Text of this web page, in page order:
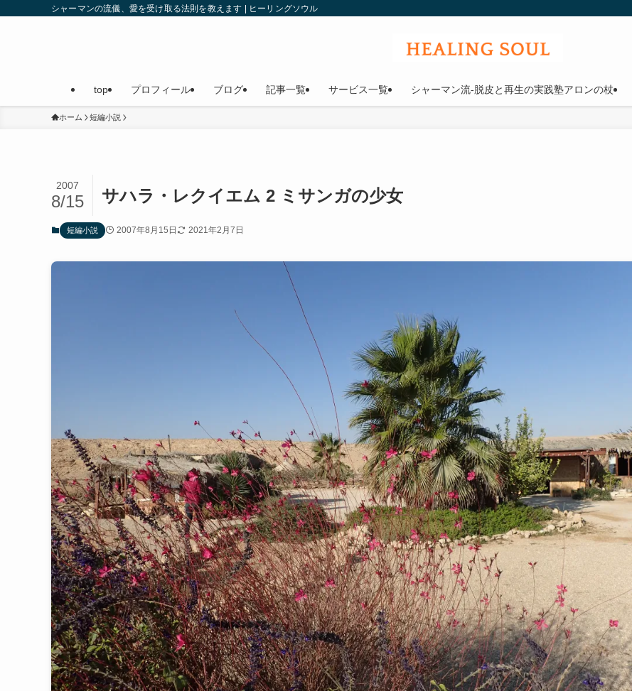
シャーマンの流儀、愛を受け取る法則を教えます | ヒーリングソウル
top プロフィール ブログ 記事一覧 サービス一覧 シャーマン流-脱皮と再生の実践塾アロンの杖
ホーム 短編小説
サハラ・レクイエム 2 ミサンガの少女
2007
8/15
短編小説 2007年8月15日 2021年2月7日